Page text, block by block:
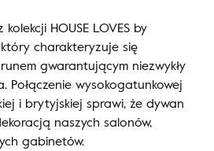
kolekcji HOUSE LOVES by
charakteryzuje się
gwarantującym niezwykły
Połączenie wysokogatunkowej
i brytyjskiej sprawi, że dywan
naszych salonów,
gabinetów.